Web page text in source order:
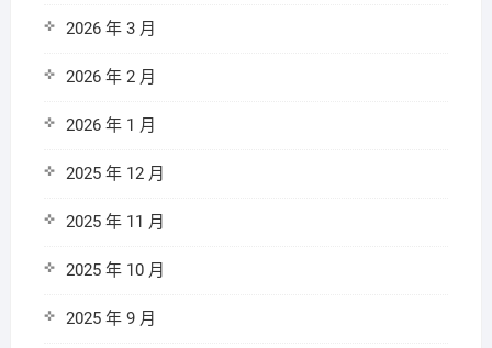
2026 年 3 月
2026 年 2 月
2026 年 1 月
2025 年 12 月
2025 年 11 月
2025 年 10 月
2025 年 9 月